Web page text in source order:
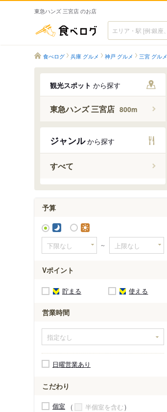
東急ハンズ 三宮店 のお店
食べログ
食べログ 兵庫 グルメ 神戸 グルメ 三宮 グルメ
観光スポット から探す
東急ハンズ 三宮店 800m
ジャンルから探す
すべて
予算
～
Vポイント
貯まる 使える
営業時間
日曜営業あり
こだわり
個室
半個室を含む